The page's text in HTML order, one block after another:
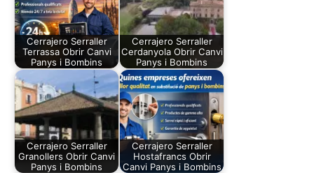
Cerrajero Serraller
Terrassa Obrir Canvi
Panys i Bombins
Cerrajero Serraller
Cerdanyola Obrir Canvi
Panys i Bombins
Cerrajero Serraller
Granollers Obrir Canvi
Panys i Bombins
Cerrajero Serraller
Hostafrancs Obrir
Canvi Panys i Bombins